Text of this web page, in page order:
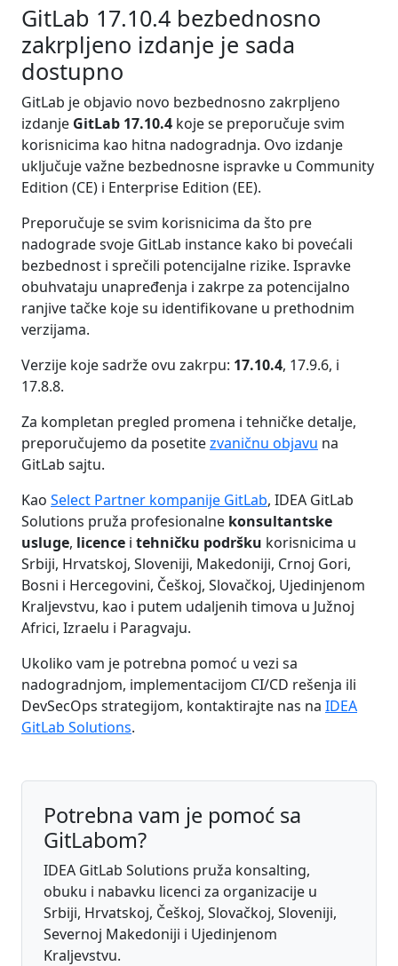
GitLab 17.10.4 bezbednosno
zakrpljeno izdanje je sada
dostupno
GitLab je objavio novo bezbednosno zakrpljeno
izdanje GitLab 17.10.4 koje se preporučuje svim
korisnicima kao hitna nadogradnja. Ovo izdanje
uključuje važne bezbednosne ispravke u Community
Edition (CE) i Enterprise Edition (EE).
Preporučuje se svim korisnicima da što pre
nadograde svoje GitLab instance kako bi povećali
bezbednost i sprečili potencijalne rizike. Ispravke
obuhvataju unapređenja i zakrpe za potencijalno
ranjive tačke koje su identifikovane u prethodnim
verzijama.
Verzije koje sadrže ovu zakrpu: 17.10.4, 17.9.6, i
17.8.8.
Za kompletan pregled promena i tehničke detalje,
preporučujemo da posetitezvaničnu objavu na
GitLab sajtu.
Kao Select Partner kompanije GitLab, IDEA GitLab
Solutions pruža profesionalne konsultantske
usluge, licence i tehničku podršku korisnicima u
Srbiji, Hrvatskoj, Sloveniji, Makedoniji, Crnoj Gori,
Bosni i Hercegovini, Češkoj, Slovačkoj, Ujedinjenom
Kraljevstvu, kao i putem udaljenih timova u Južnoj
Africi, Izraelu i Paragvaju.
Ukoliko vam je potrebna pomoć u vezi sa
nadogradnjom, implementacijom CI/CD rešenja ili
DevSecOps strategijom, kontaktirajte nas na IDEA
GitLab Solutions.
Potrebna vam je pomoć sa
GitLabom?
IDEA GitLab Solutions pruža konsalting,
obuku i nabavku licenci za organizacije u
Srbiji, Hrvatskoj, Češkoj, Slovačkoj, Sloveniji,
Severnoj Makedoniji i Ujedinjenom
Kraljevstvu.